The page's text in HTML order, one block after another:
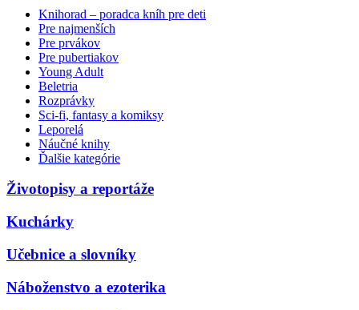
Knihorad – poradca kníh pre deti
Pre najmenších
Pre prvákov
Pre pubertiakov
Young Adult
Beletria
Rozprávky
Sci-fi, fantasy a komiksy
Leporelá
Náučné knihy
Ďalšie kategórie
Životopisy a reportáže
Kuchárky
Učebnice a slovníky
Náboženstvo a ezoterika